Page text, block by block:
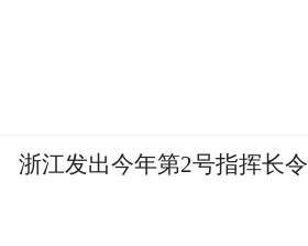
浙江发出今年第2号指挥长令